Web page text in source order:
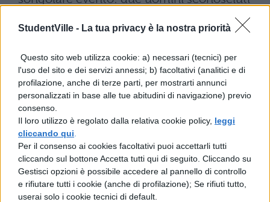
StudentVille - La tua privacy è la nostra priorità
Questo sito web utilizza cookie: a) necessari (tecnici) per
l'uso del sito e dei servizi annessi; b) facoltativi (analitici e di
profilazione, anche di terze parti, per mostrarti annunci
personalizzati in base alle tue abitudini di navigazione) previo
consenso.
Il loro utilizzo è regolato dalla relativa cookie policy, leggi
cliccando qui
Per il consenso ai cookies facoltativi puoi accettarli tutti
cliccando sul bottone Accetta tutti qui di seguito. Cliccando su
Gestisci opzioni è possibile accedere al pannello di controllo
e rifiutare tutti i cookie (anche di profilazione); Se rifiuti tutto,
userai solo i cookie tecnici di default.
si avvicinarono, verso sera, alla loro casa e
pregarono così l'uomo e la donna:
"Preparateci la cena e la stanza per gli
ospiti, poiché i contadini del villaggio vicino
ci scacciarono". Allora Bauci volentieri
preparò una piccola cena per i due uomini,
affinché risollevassero le forze, e Filemone
portò sedie di legno. Mentre i convitati
cenavano, i coniugi ascoltarono
attentamente le loro parole. Alla mattina